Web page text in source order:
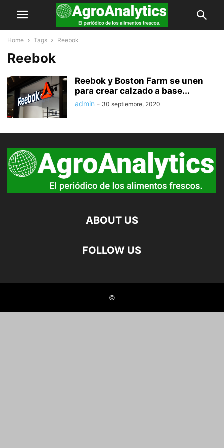
Home Tags Reebok
Reebok
Reebok y Boston Farm se unen
para crear calzado a base...
admin - 30 septiembre, 2020
ABOUT US
FOLLOW US
©